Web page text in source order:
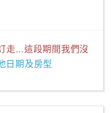
走...這段期間我們沒
日期及房型